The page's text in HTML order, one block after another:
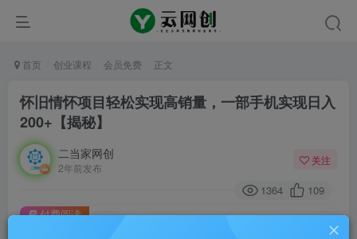
首页 创业课程 会员免费 正文
怀旧情怀项目轻松实现高销量，一部手机实现日入
200+【揭秘】
二当家网创
2年前发布
关注
1364 109
付费阅读